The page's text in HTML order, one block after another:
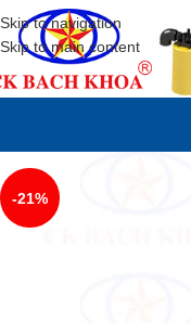
Skip to navigation
Skip to main content
-21%